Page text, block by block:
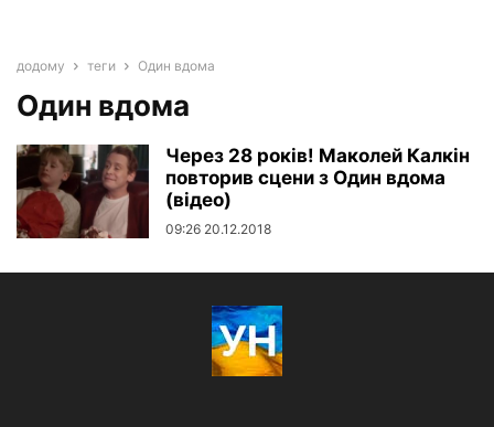
додому теги Один вдома
Один вдома
Через 28 років! Маколей Калкін
повторив сцени з Один вдома
(відео)
09:26 20.12.2018